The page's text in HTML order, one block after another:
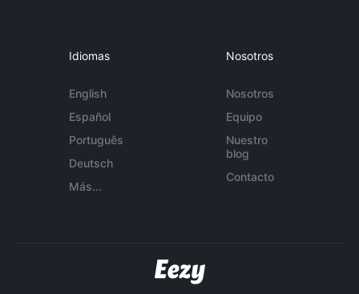
Idiomas
English
Español
Português
Deutsch
Más...
Nosotros
Nosotros
Equipo
Nuestro
blog
Contacto